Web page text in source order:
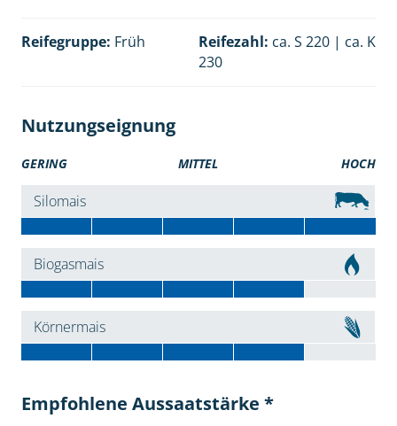
Reifegruppe: Früh Reifezahl: ca. S 220 | ca. K
230
Nutzungseignung
GERING MITTEL HOCH
Silomais
Biogasmais
Körnermais
Empfohlene Aussaatstärke *